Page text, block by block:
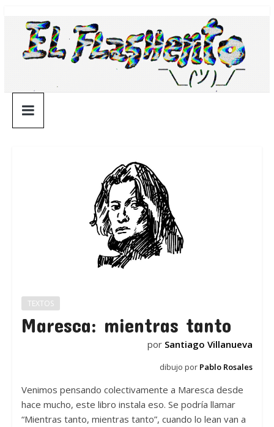
contenido
¯\_(ツ)_/
¯
TEXTOS
Maresca: mientras tanto
por Santiago Villanueva
dibujo por Pablo Rosales
Venimos pensando colectivamente a Maresca desde
hace mucho, este libro instala eso. Se podría llamar
“Mientras tanto, mientras tanto”, cuando lo lean van a